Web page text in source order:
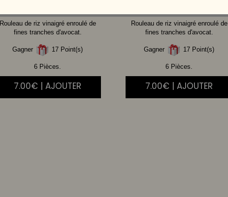
Rouleau de riz vinaigré enroulé de
fines tranches d'avocat.
Gagner 17 Point(s)
6 Pièces.
7.00€ | AJOUTER
Rouleau de riz vinaigré enroulé de
fines tranches d'avocat.
Gagner 17 Point(s)
6 Pièces.
7.00€ | AJOUTER